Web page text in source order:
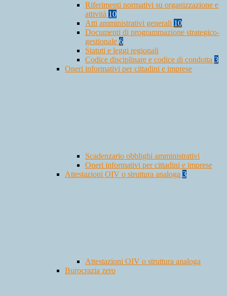
Riferimenti normativi su organizzazione e
attività 10
Atti amministrativi generali 10
Documenti di programmazione strategico-
gestionale 6
Statuti e leggi regionali
Codice disciplinare e codice di condotta 3
Oneri informativi per cittadini e imprese
Scadenzario obblighi amministrativi
Oneri informativi per cittadini e imprese
Attestazioni OIV o struttura analoga 3
Attestazioni OIV o struttura analoga
Burocrazia zero